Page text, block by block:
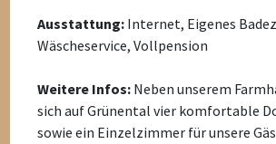
Ausstattung: Internet, Eigenes
Wäscheservice, Vollpension
Weitere Infos: Neben unserem
sich auf Grünental vier komfortable
sowie ein Einzelzimmer für unsere